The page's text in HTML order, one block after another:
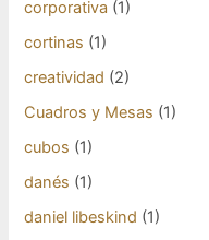
corporativa (1)
cortinas (1)
creatividad (2)
Cuadros y Mesas (1)
cubos (1)
danés (1)
daniel libeskind (1)